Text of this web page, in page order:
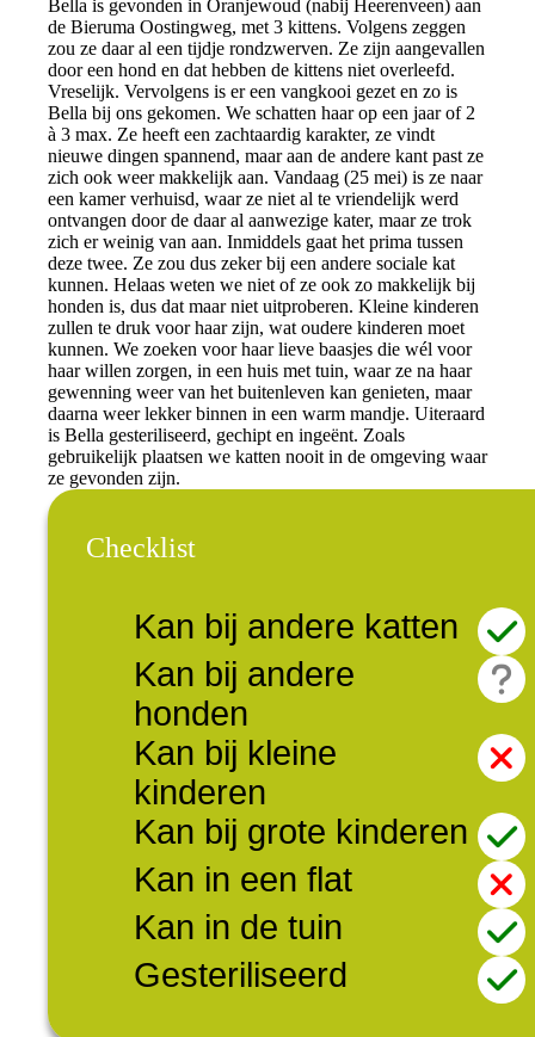
Bella is gevonden in Oranjewoud (nabij Heerenveen) aan
de Bieruma Oostingweg, met 3 kittens. Volgens zeggen
zou ze daar al een tijdje rondzwerven. Ze zijn aangevallen
door een hond en dat hebben de kittens niet overleefd.
Vreselijk. Vervolgens is er een vangkooi gezet en zo is
Bella bij ons gekomen. We schatten haar op een jaar of 2
à 3 max. Ze heeft een zachtaardig karakter, ze vindt
nieuwe dingen spannend, maar aan de andere kant past ze
zich ook weer makkelijk aan. Vandaag (25 mei) is ze naar
een kamer verhuisd, waar ze niet al te vriendelijk werd
ontvangen door de daar al aanwezige kater, maar ze trok
zich er weinig van aan. Inmiddels gaat het prima tussen
deze twee. Ze zou dus zeker bij een andere sociale kat
kunnen. Helaas weten we niet of ze ook zo makkelijk bij
honden is, dus dat maar niet uitproberen. Kleine kinderen
zullen te druk voor haar zijn, wat oudere kinderen moet
kunnen. We zoeken voor haar lieve baasjes die wél voor
haar willen zorgen, in een huis met tuin, waar ze na haar
gewenning weer van het buitenleven kan genieten, maar
daarna weer lekker binnen in een warm mandje. Uiteraard
is Bella gesteriliseerd, gechipt en ingeënt. Zoals
gebruikelijk plaatsen we katten nooit in de omgeving waar
ze gevonden zijn.
Checklist
Kan bij andere katten
Kan bij andere
honden
Kan bij kleine
kinderen
Kan bij grote kinderen
Kan in een flat
Kan in de tuin
Gesteriliseerd